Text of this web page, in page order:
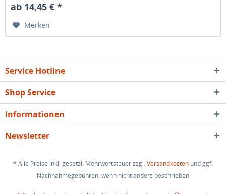
ab 14,45 € *
Merken
Service Hotline
Shop Service
Informationen
Newsletter
* Alle Preise inkl. gesetzl. Mehrwertsteuer zzgl.Versandkosten und ggf.
Nachnahmegebühren, wenn nicht anders beschrieben